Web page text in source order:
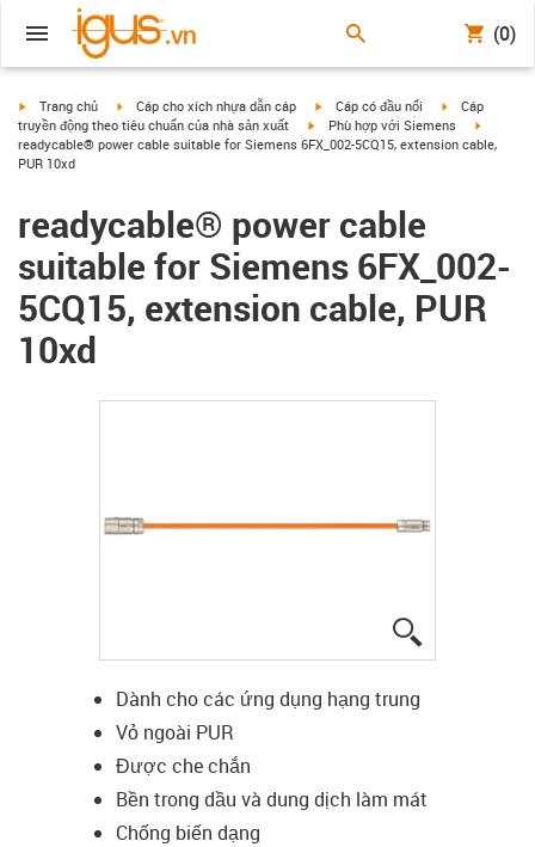
(0)
igus-icon-arrow-right
Trang chủ igus-icon-arrow-right
Cáp cho xích nhựa dẫn cáp igus-icon-arrow-right
Cáp có đầu nối igus-icon-
Cáp
truyền động theo tiêu chuẩn của nhà sản xuất
igus-icon-arrow-right
Phù hợp với Siemens
readycable® power cable suitable for Siemens 6FX_002-5CQ15, extension cable,
PUR 10xd
readycable® power cable
suitable for Siemens 6FX_002-
5CQ15, extension cable, PUR
10xd
Dành cho các ứng dụng hạng trung
Vỏ ngoài PUR
Được che chắn
Bền trong dầu và dung dịch làm mát
Chống biến dạng